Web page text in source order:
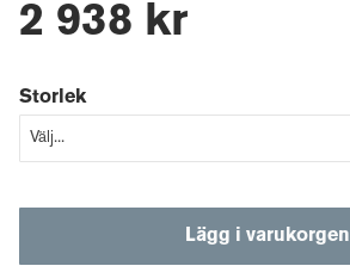
2 938 kr
Storlek
Lägg i varukorgen